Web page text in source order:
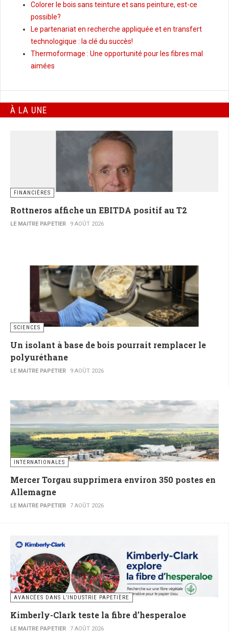
Colorer le bois sans teinture et sans peinture, est-ce
possible?
Le partenariat en recherche appliquée et en transfert
technologique : la clé du succès!
Thermoformage : Une opportunité pour les fibres mal
aimées
À LA UNE
FINANCIÈRES
Rottneros affiche un EBITDA positif au T2
LE MAITRE PAPETIER 9 AOÛT 2026
SCIENCES
Un isolant à base de bois pourrait remplacer le
polyuréthane
LE MAITRE PAPETIER 9 AOÛT 2026
INTERNATIONALES
Mercer Torgau supprimera environ 350 postes en
Allemagne
LE MAITRE PAPETIER 7 AOÛT 2026
AVANCÉES DANS L’INDUSTRIE PAPETIÈRE
Kimberly-Clark teste la fibre d’hesperaloe
LE MAITRE PAPETIER 7 AOÛT 2026